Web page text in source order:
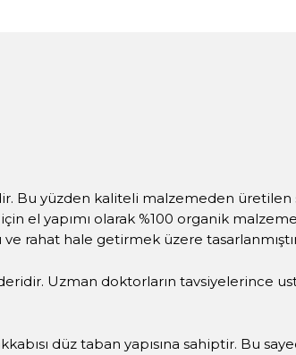
Bu yüzden kaliteli malzemeden üretilen
el yapımı olarak %100 organik
rahat hale getirmek üzere
Uzman doktorların tavsiyelerince
düz taban yapısına sahiptir. Bu